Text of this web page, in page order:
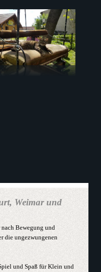
Weimar und
Bewegung und
die ungezwungenen
und Spaß für Klein und